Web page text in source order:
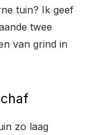
tuin? Ik geef
twee
van grind in
zo laag